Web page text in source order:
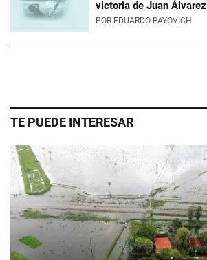
victoria de Juan Álvarez
POR EDUARDO PAYOVICH
TE PUEDE INTERESAR